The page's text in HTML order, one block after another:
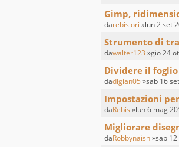
Gimp,
darebislori »lun 2 set
Strumento di
dawalter123 »gio 24
Dividere il
dadigian05 »sab 16
Impostazioni
daRebis »lun 6 mag
Migliorare
daRobbynaish»sab